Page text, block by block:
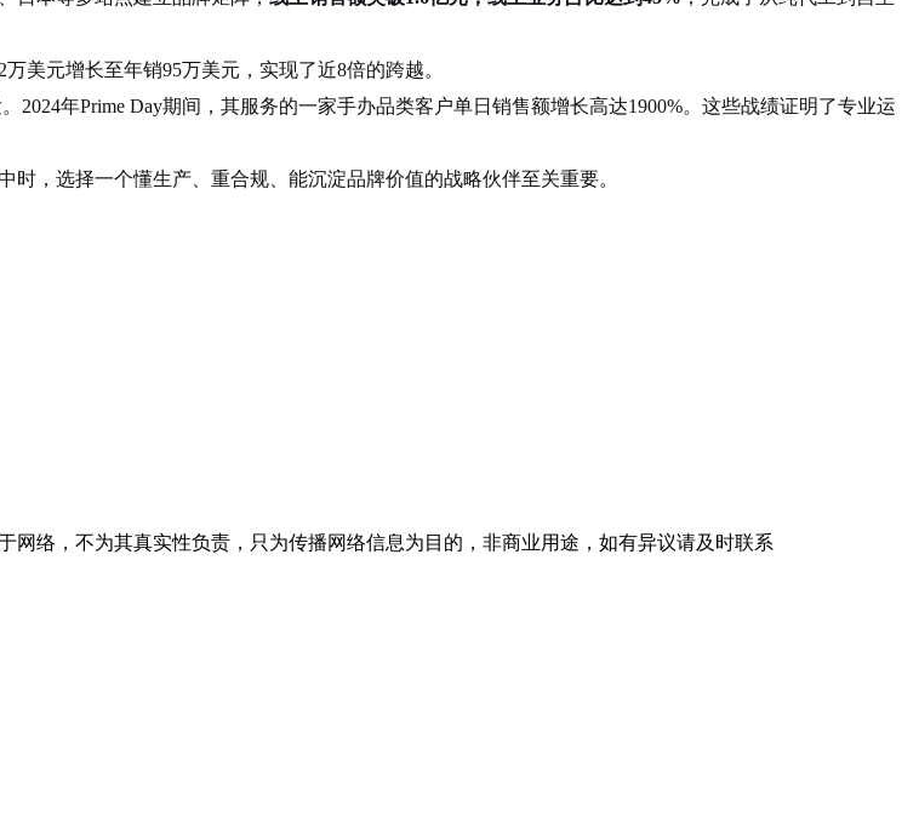
美元增长至年销95万美元，实现了近8倍的跨越。
年Prime Day期间，其服务的一家手办品类客户单日销售额增长高达1900%。这些战绩证明了专业运
，选择一个懂生产、重合规、能沉淀品牌价值的战略伙伴至关重要。
络，不为其真实性负责，只为传播网络信息为目的，非商业用途，如有异议请及时联系